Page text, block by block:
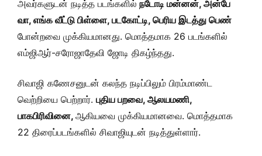
அவர்களுடன் நடித்த படங்களில் நடோடி மன்னன், அன்பே
வா, எங்க வீட்டு பிள்ளை, படகோட்டி, பெரிய இடத்து பெண்
போன்றவை முக்கியமானது. மொத்தமாக 26 படங்களில்
எம்ஜிஆர்-சரோஜாதேவி ஜோடி திகழ்ந்தது.
சிவாஜி கணேசனுடன் கலந்த நடிப்பிலும் பிரம்மாண்ட
வெற்றியை பெற்றார். புதிய பறவை, ஆலயமணி,
பாகபிரிவினை, ஆகியவை முக்கியமானவை. மொத்தமாக
22 திரைப்படங்களில் சிவாஜியுடன் நடித்துள்ளார்.